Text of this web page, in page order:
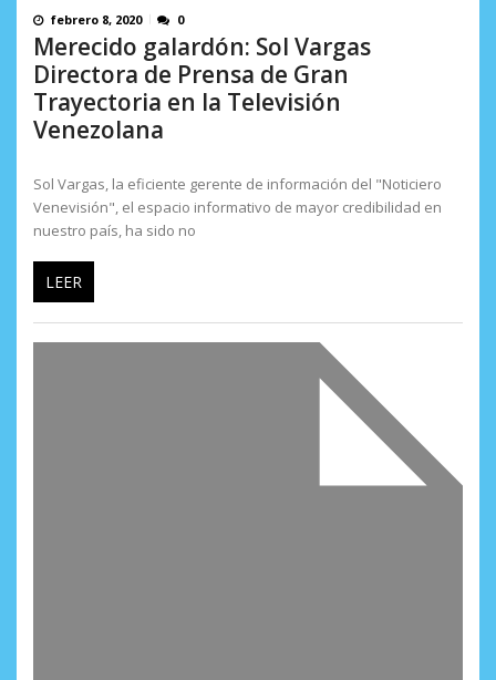
febrero 8, 2020 0
Merecido galardón: Sol Vargas
Directora de Prensa de Gran
Trayectoria en la Televisión
Venezolana
Sol Vargas, la eficiente gerente de información del "Noticiero
Venevisión", el espacio informativo de mayor credibilidad en
nuestro país, ha sido no
LEER